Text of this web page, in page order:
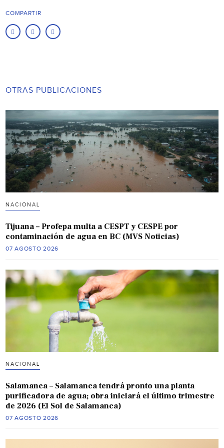
COMPARTIR
OTRAS PUBLICACIONES
NACIONAL
Tijuana – Profepa multa a CESPT y CESPE por
contaminación de agua en BC (MVS Noticias)
07 AGOSTO 2026
NACIONAL
Salamanca – Salamanca tendrá pronto una planta
purificadora de agua; obra iniciará el último trimestre
de 2026 (El Sol de Salamanca)
07 AGOSTO 2026